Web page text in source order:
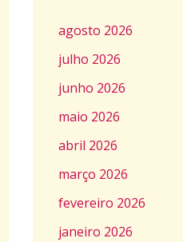
agosto 2026
julho 2026
junho 2026
maio 2026
abril 2026
março 2026
fevereiro 2026
janeiro 2026